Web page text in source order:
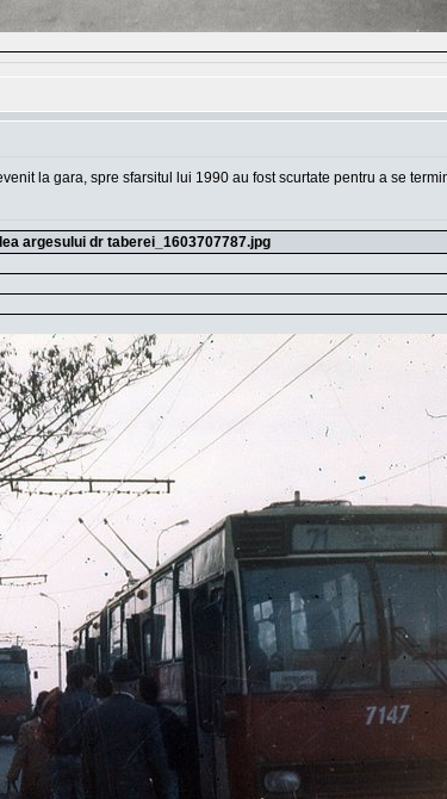
la gara, spre sfarsitul lui 1990 au fost scurtate pentru a se
argesului dr taberei_1603707787.jpg